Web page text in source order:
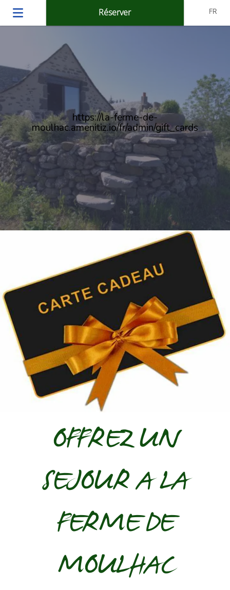
Réserver FR
https://la-ferme-de-
moulhac.amenitiz.io/fr/admin/gift_cards
OFFREZ UN
SEJOUR A LA
FERME DE
MOULHAC